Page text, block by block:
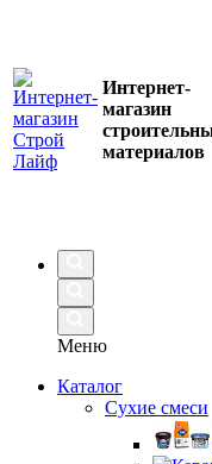
Интернет-
магазин
материалов
Меню
Каталог
Сухие смеси